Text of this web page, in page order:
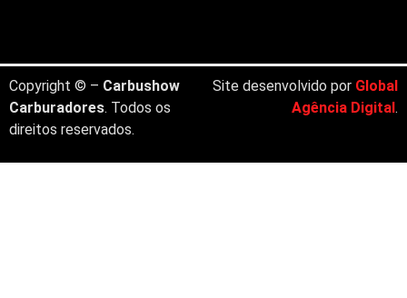
Copyright © – Carbushow
Carburadores. Todos os
direitos reservados.
Site desenvolvido por Global
Agência Digital.